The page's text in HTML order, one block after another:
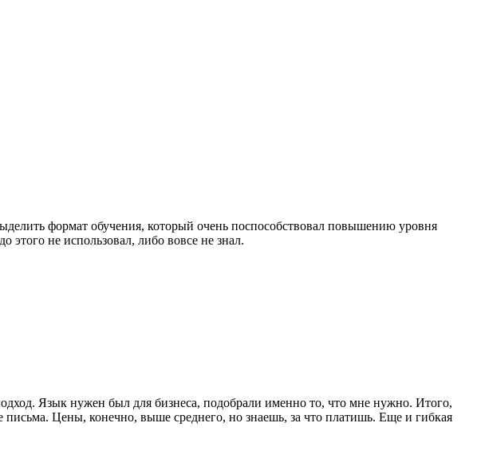
формат обучения, который очень поспособствовал повышению уровня
этого не использовал, либо вовсе не знал.
Язык нужен был для бизнеса, подобрали именно то, что мне нужно. Итого,
Цены, конечно, выше среднего, но знаешь, за что платишь. Еще и гибкая